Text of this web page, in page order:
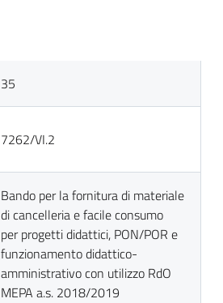
35
7262/VI.2
Bando per la fornitura di materiale
di cancelleria e facile consumo
per progetti didattici, PON/POR e
funzionamento didattico-
amministrativo con utilizzo RdO
MEPA a.s. 2018/2019